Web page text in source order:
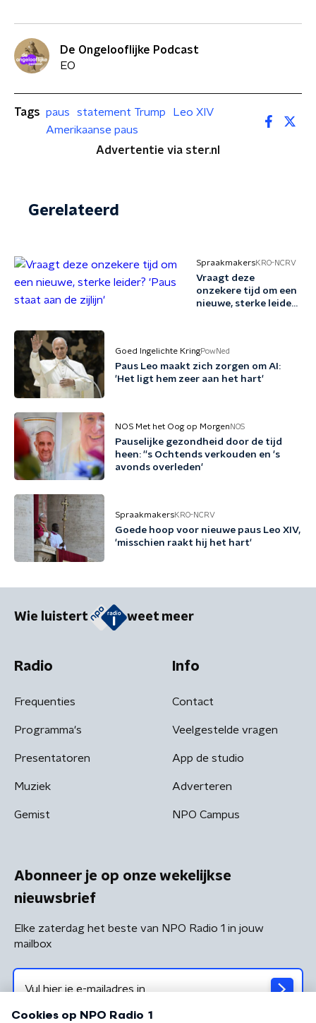
De Ongelooflijke Podcast
EO
Tags paus statement Trump
Leo XIV
Amerikaanse paus
Advertentie via ster.nl
Gerelateerd
SpraakmakersKRO-NCRV
Vraagt deze
onzekere tijd om een
nieuwe, sterke leider?
Goed Ingelichte KringPowNed
Paus Leo maakt zich zorgen om AI:
'Het ligt hem zeer aan het hart'
NOS Met het Oog op Morgen NOS
Pauselijke gezondheid door de tijd
heen: ''s Ochtends verkouden en 's
avonds overleden'
SpraakmakersKRO-NCRV
Goede hoop voor nieuwe paus Leo XIV,
'misschien raakt hij het hart'
Wie luistert weet meer
Radio
Frequenties
Programma's
Presentatoren
Muziek
Gemist
Info
Contact
Veelgestelde vragen
App de studio
Adverteren
NPO Campus
Abonneer je op onze wekelijkse
nieuwsbrief
Elke zaterdag het beste van NPO Radio 1 in jouw
mailbox